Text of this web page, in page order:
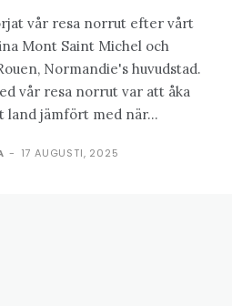
vår resa norrut efter vårt
Mont Saint Michel och
Normandie's huvudstad.
vår resa norrut var att åka
land jämfört med när...
- 17 AUGUSTI, 2025